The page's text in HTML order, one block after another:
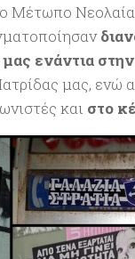
Μέτωπο
ενάντια
μας, ενώ
και στο